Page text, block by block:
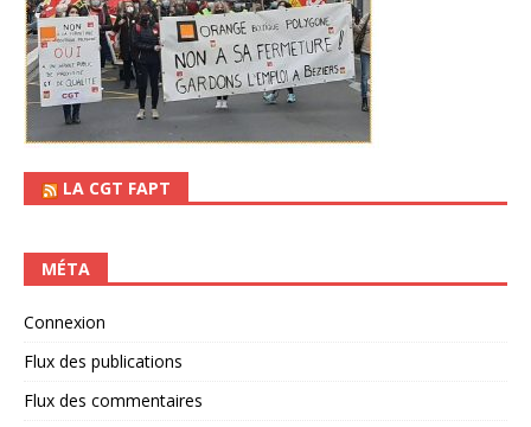
LA CGT FAPT
MÉTA
Connexion
Flux des publications
Flux des commentaires